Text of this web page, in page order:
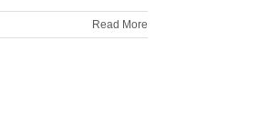
Read More